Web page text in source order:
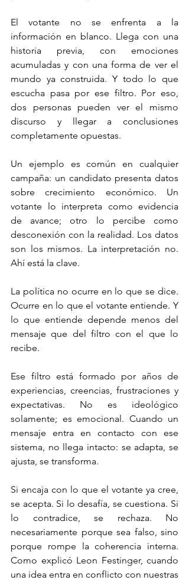
El votante no se enfrenta a la
información en blanco. Llega con una
historia previa, con emociones
acumuladas y con una forma de ver el
mundo ya construida. Y todo lo que
escucha pasa por ese filtro. Por eso,
dos personas pueden ver el mismo
discurso y llegar a conclusiones
completamente opuestas.
Un ejemplo es común en cualquier
campaña: un candidato presenta datos
sobre crecimiento económico. Un
votante lo interpreta como evidencia
de avance; otro lo percibe como
desconexión con la realidad. Los datos
son los mismos. La interpretación no.
Ahí está la clave.
La política no ocurre en lo que se dice.
Ocurre en lo que el votante entiende. Y
lo que entiende depende menos del
mensaje que del filtro con el que lo
recibe.
Ese filtro está formado por años de
experiencias, creencias, frustraciones y
expectativas. No es ideológico
solamente; es emocional. Cuando un
mensaje entra en contacto con ese
sistema, no llega intacto: se adapta, se
ajusta, se transforma.
Si encaja con lo que el votante ya cree,
se acepta. Si lo desafía, se cuestiona. Si
lo contradice, se rechaza. No
necesariamente porque sea falso, sino
porque rompe la coherencia interna.
Como explicó Leon Festinger, cuando
una idea entra en conflicto con nuestras